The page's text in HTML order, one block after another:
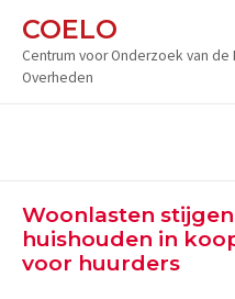
naar
inhoud
COELO
Centrum voor Onderzoek van de
Overheden
Woonlasten
huishouden in
voor huurders